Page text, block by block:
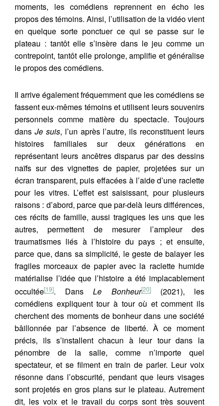
moments, les comédiens reprennent en écho les
propos des témoins. Ainsi, l’utilisation de la vidéo vient
en quelque sorte ponctuer ce qui se passe sur le
plateau : tantôt elle s’insère dans le jeu comme un
contrepoint, tantôt elle prolonge, amplifie et généralise
le propos des comédiens.
Il arrive également fréquemment que les comédiens se
fassent eux-mêmes témoins et utilisent leurs souvenirs
personnels comme matière du spectacle. Toujours
dans Je suis, l’un après l’autre, ils reconstituent leurs
histoires familiales sur deux générations en
représentant leurs ancêtres disparus par des dessins
naïfs sur des vignettes de papier, projetées sur un
écran transparent, puis effacées à l’aide d’une raclette
pour les vitres. L’effet est saisissant, pour plusieurs
raisons : d’abord, parce que par-delà leurs différences,
ces récits de famille, aussi tragiques les uns que les
autres, permettent de mesurer l’ampleur des
traumatismes liés à l’histoire du pays ; et ensuite,
parce que, dans sa simplicité, le geste de balayer les
fragiles morceaux de papier avec la raclette humide
matérialise l’idée que l’histoire a été implacablement
occultée[19]. DansLe Bonheur[20](2021), les
comédiens expliquent tour à tour où et comment ils
cherchent des moments de bonheur dans une société
bâillonnée par l’absence de liberté. À ce moment
précis, ils s’installent chacun à leur tour dans la
pénombre de la salle, comme n’importe quel
spectateur, et se filment en train de parler. Leur voix
résonne dans l’obscurité, pendant que leurs visages
sont projetés en gros plans sur le plateau. Autrement
dit, les voix et le travail du corps sont très souvent